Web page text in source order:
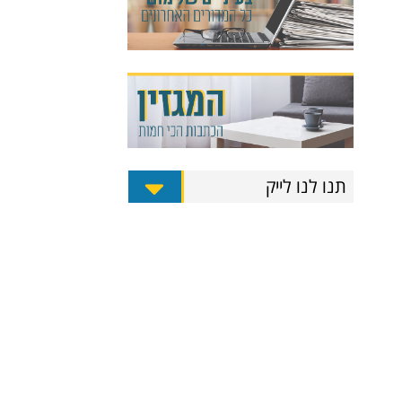
תנו לנו לייק